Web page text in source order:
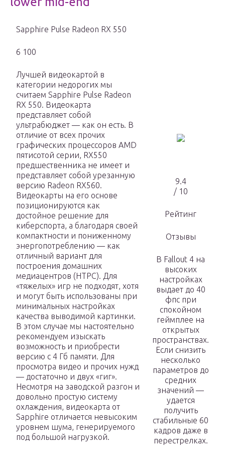
Sapphire Pulse Radeon RX 550
6 100
Лучшей видеокартой в
категории недорогих мы
считаем Sapphire Pulse Radeon
RX 550. Видеокарта
представляет собой
ультрабюджет — как он есть. В
отличие от всех прочих
графических процессоров AMD
пятисотой серии, RX550
предшественника не имеет и
представляет собой урезанную
версию Radeon RX560.
Видеокарты на его основе
позиционируются как
достойное решение для
киберспорта, а благодаря своей
компактности и пониженному
энергопотреблению — как
отличный вариант для
построения домашних
медиацентров (HTPC). Для
«тяжелых» игр не подходят, хотя
и могут быть использованы при
минимальных настройках
качества выводимой картинки.
В этом случае мы настоятельно
рекомендуем изыскать
возможность и приобрести
версию с 4 Гб памяти. Для
просмотра видео и прочих нужд
— достаточно и двух «гиг».
Несмотря на заводской разгон и
довольно простую систему
охлаждения, видеокарта от
Sapphire отличается невысоким
уровнем шума, генерируемого
под большой нагрузкой.
9.4
/ 10
Рейтинг
Отзывы
В Fallout 4 на
высоких
настройках
выдает до 40
фпс при
спокойном
геймплее на
открытых
пространствах.
Если снизить
несколько
параметров до
средних
значений —
удается
получить
стабильные 60
кадров даже в
перестрелках.